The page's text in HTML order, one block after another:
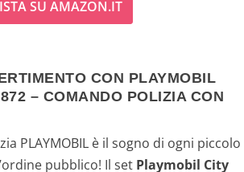
SU AMAZON.IT
CON PLAYMOBIL
– COMANDO POLIZIA CON
PLAYMOBIL è il sogno di ogni piccolo
pubblico! Il set Playmobil City